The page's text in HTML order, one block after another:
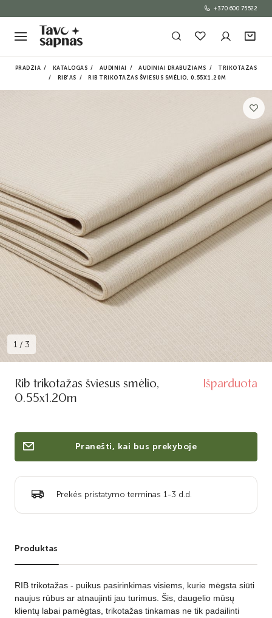
+370 600 75522
PRADŽIA KATALOGAS AUDINIAI AUDINIAI DRABUŽIAMS
TRIKOTAŽAS
RIB'AS
RIB TRIKOTAŽAS ŠVIESUS SMĖLIO, 0.55X1.20M
1 / 3
Rib trikotažas šviesus smėlio,
0.55x1.20m
Išparduota
Pranešti, kai bus prekyboje
Prekės pristatymo terminas 1-3 d.d.
Produktas
RIB trikotažas - puikus pasirinkimas visiems, kurie mėgsta siūti
naujus rūbus ar atnaujinti jau turimus. Šis, daugelio mūsų
klientų labai pamėgtas, trikotažas tinkamas ne tik padailinti